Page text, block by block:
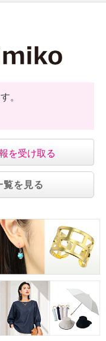
。
を受け取る
覧を見る